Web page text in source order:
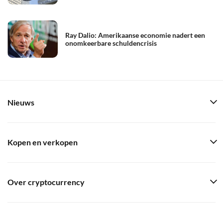
Ray Dalio: Amerikaanse economie nadert een
onomkeerbare schuldencrisis
Nieuws
Kopen en verkopen
Over cryptocurrency